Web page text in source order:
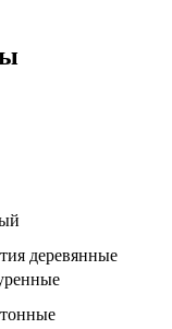
деревянные